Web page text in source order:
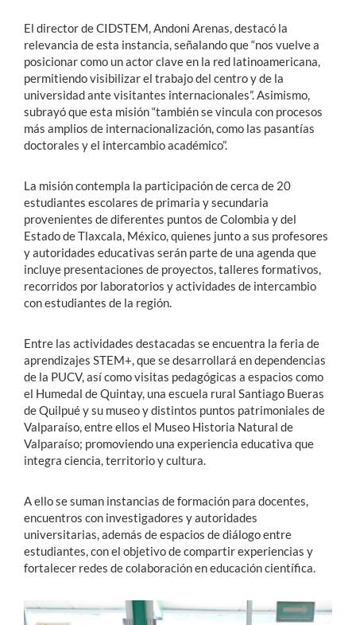
El director de CIDSTEM, Andoni Arenas, destacó la
relevancia de esta instancia, señalando que “nos vuelve a
posicionar como un actor clave en la red latinoamericana,
permitiendo visibilizar el trabajo del centro y de la
universidad ante visitantes internacionales”. Asimismo,
subrayó que esta misión “también se vincula con procesos
más amplios de internacionalización, como las pasantías
doctorales y el intercambio académico”.
La misión contempla la participación de cerca de 20
estudiantes escolares de primaria y secundaria
provenientes de diferentes puntos de Colombia y del
Estado de Tlaxcala, México, quienes junto a sus profesores
y autoridades educativas serán parte de una agenda que
incluye presentaciones de proyectos, talleres formativos,
recorridos por laboratorios y actividades de intercambio
con estudiantes de la región.
Entre las actividades destacadas se encuentra la feria de
aprendizajes STEM+, que se desarrollará en dependencias
de la PUCV, así como visitas pedagógicas a espacios como
el Humedal de Quintay, una escuela rural Santiago Bueras
de Quilpué y su museo y distintos puntos patrimoniales de
Valparaíso, entre ellos el Museo Historia Natural de
Valparaíso; promoviendo una experiencia educativa que
integra ciencia, territorio y cultura.
A ello se suman instancias de formación para docentes,
encuentros con investigadores y autoridades
universitarias, además de espacios de diálogo entre
estudiantes, con el objetivo de compartir experiencias y
fortalecer redes de colaboración en educación científica.